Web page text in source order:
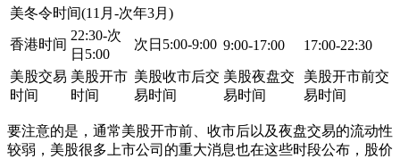
美冬令时间(11月-次年3月)
香港时间
22:30-次
日5:00
次日5:00-9:00 9:00-17:00 17:00-22:30
美股交易
时间
美股开市
时间
美股收市后交
易时间
美股夜盘交
易时间
美股开市前交
易时间
要注意的是，通常美股开市前、收市后以及夜盘交易的流动性
较弱，美股很多上市公司的重大消息也在这些时段公布，股价